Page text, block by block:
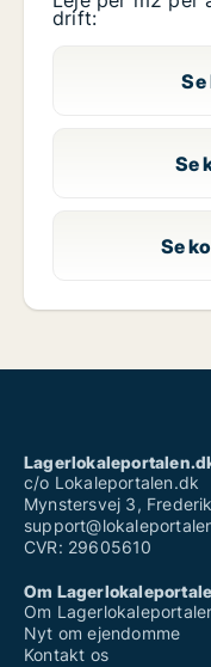
drift:
Se
Se
c/o Lokaleportalen.dk
Mynstersvej 3,
CVR: 29605610
Om
Om
Nyt om ejendomme
Kontakt os